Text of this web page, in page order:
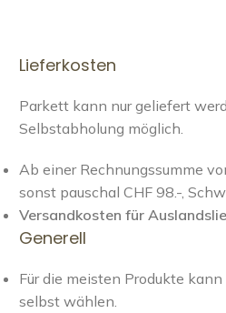
Lieferkosten
Parkett kann nur geliefert
Selbstabholung möglich.
Ab einer Rechnungssumme
sonst pauschal CHF 98.-,
Versandkosten für
Generell
Für die meisten Produkte
selbst wählen.